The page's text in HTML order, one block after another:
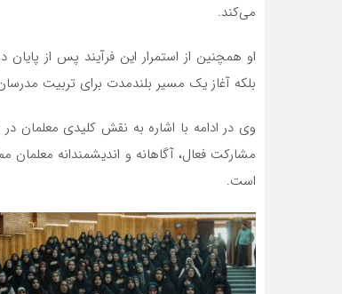
می‌کند.
او همچنین از استمرار این فرآیند پس از
بلکه آغاز یک مسیر بلندمدت برای تربیت
وی در ادامه با اشاره به نقش کلیدی معلمان
مشارکت فعال، آگاهانه و اندیشمندانه
است.